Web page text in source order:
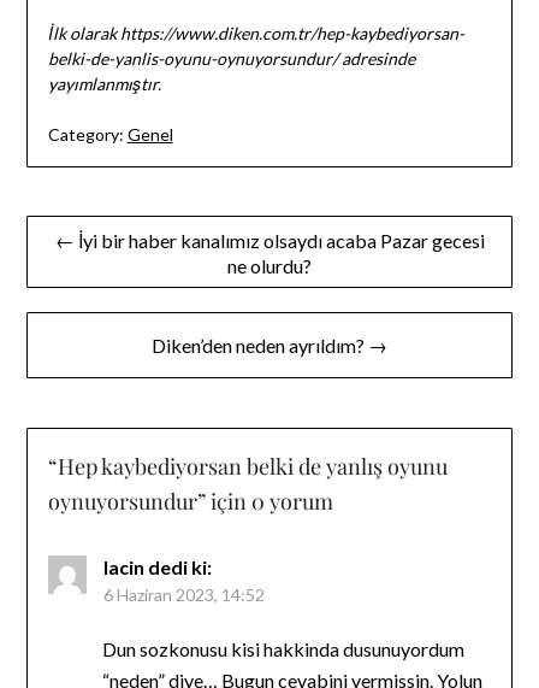
İlk olarak https://www.diken.com.tr/hep-kaybediyorsan-
belki-de-yanlis-oyunu-oynuyorsundur/ adresinde
yayımlanmıştır.
Category: Genel
Yazı← İyi bir haber kanalımız olsaydı acaba Pazar gecesi
ne olurdu?
Diken’den neden ayrıldım? →
“Hep kaybediyorsan belki de yanlış oyunu
oynuyorsundur” için 0 yorum
lacin dedi ki:
6 Haziran 2023, 14:52
Dun sozkonusu kisi hakkinda dusunuyordum
“neden” diye… Bugun cevabini vermissin. Yolun